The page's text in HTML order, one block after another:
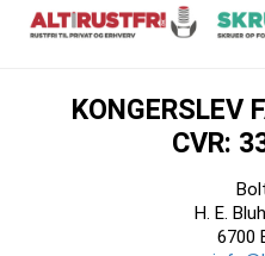
KONGERSLEV
CVR:
H. E.
6700